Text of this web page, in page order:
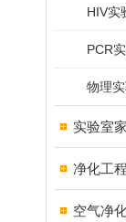
HIV实
PCR
物理
实验室
净化工程
空气净